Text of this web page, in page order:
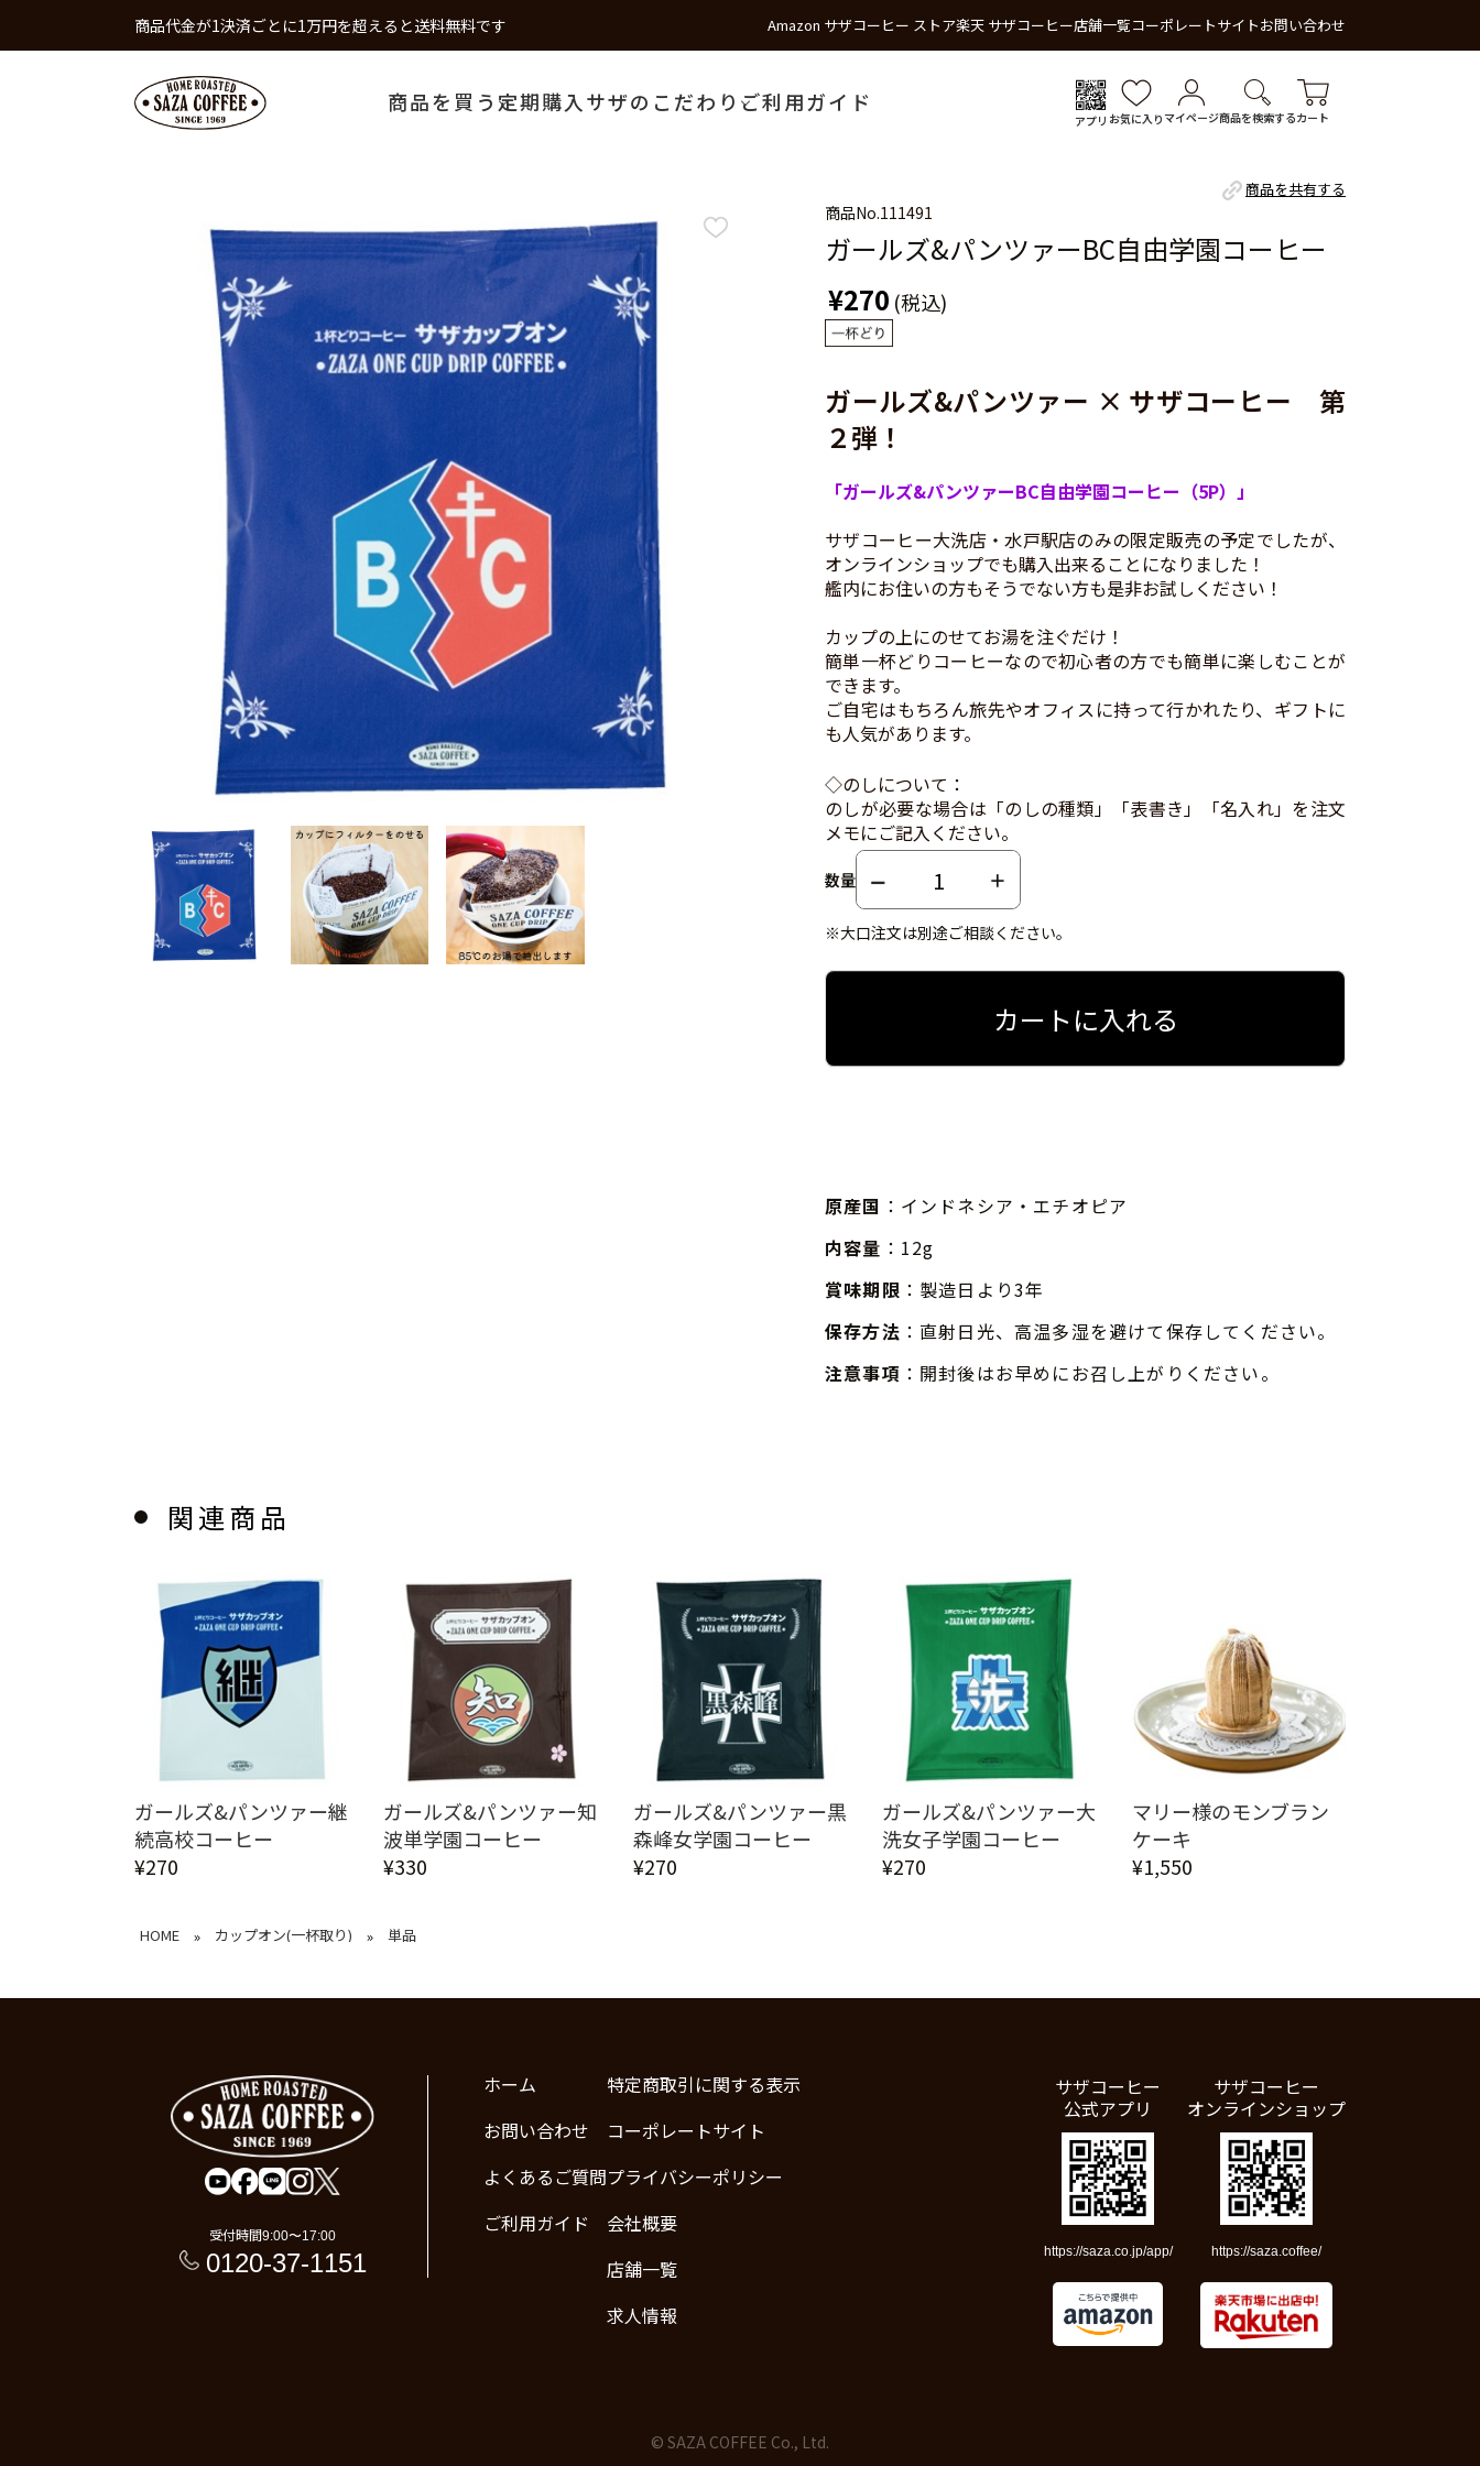
商品代金が1決済ごとに1万円を超えると送料無料です Amazon サザコーヒー ストア楽天 サザコーヒー店舗一覧コーポレートサイトお問い合わせ
商品を買う 定期購入 サザのこだわり ご利用ガイド
アプリ お気に入り マイページ商品を検索するカート
商品を共有する
商品No.111491
ガールズ&パンツァーBC自由学園コーヒー
¥270 (税込)
ガールズ&パンツァー × サザコーヒー 第
２弾！
「ガールズ&パンツァーBC自由学園コーヒー（5P）」
サザコーヒー大洗店・水戸駅店のみの限定販売の予定でしたが、
オンラインショップでも購入出来ることになりました！
艦内にお住いの方もそうでない方も是非お試しください！
カップの上にのせてお湯を注ぐだけ！
簡単一杯どりコーヒーなので初心者の方でも簡単に楽しむことが
できます。
ご自宅はもちろん旅先やオフィスに持って行かれたり、ギフトに
も人気があります。
◇のしについて：
のしが必要な場合は「のしの種類」「表書き」「名入れ」を注文
メモにご記入ください。
数量
※大口注文は別途ご相談ください。
カートに入れる
原産国 ：インドネシア・エチオピア
内容量 ：12g
賞味期限 ：製造日より3年
保存方法 ：直射日光、高温多湿を避けて保存してください。
注意事項 ：開封後はお早めにお召し上がりください。
関連商品
ガールズ&パンツァー継
続高校コーヒー
¥270
ガールズ&パンツァー知
波単学園コーヒー
¥330
ガールズ&パンツァー黒
森峰女学園コーヒー
¥270
ガールズ&パンツァー大
洗女子学園コーヒー
¥270
マリー様のモンブラン
ケーキ
¥1,550
HOME » カップオン(一杯取り) » 単品
受付時間9:00〜17:00
0120-37-1151
ホーム
お問い合わせ
よくあるご質問
ご利用ガイド
特定商取引に関する表示
コーポレートサイト
プライバシーポリシー
会社概要
店舗一覧
求人情報
サザコーヒー
公式アプリ
https://saza.co.jp/app/
サザコーヒー
オンラインショップ
https://saza.coffee/
© SAZA COFFEE Co., Ltd.